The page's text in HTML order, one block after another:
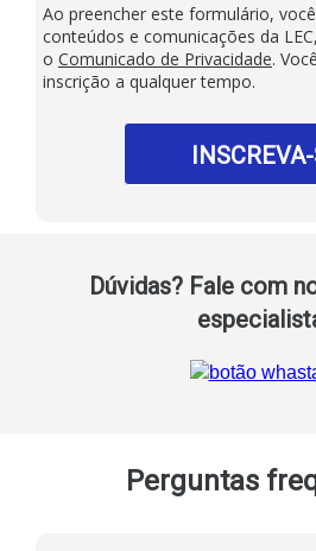
Ao preencher este formulário,
conteúdos e comunicações da
o Comunicado de Privacidade.
inscrição a qualquer tempo.
Dúvidas? Fale com
Perguntas